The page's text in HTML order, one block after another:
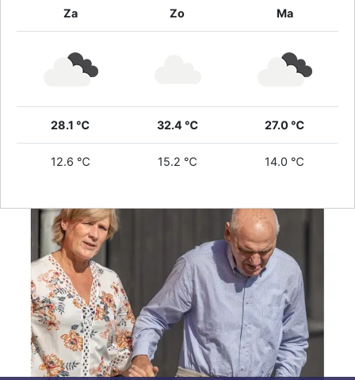
Za Zo Ma
28.1 ℃ 32.4 ℃ 27.0 ℃
12.6 ℃ 15.2 ℃ 14.0 ℃